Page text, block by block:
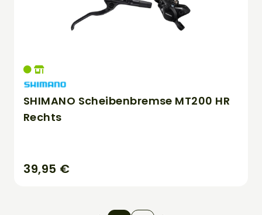
SHIMANO Scheibenbremse MT200 HR
Rechts
39,95 €